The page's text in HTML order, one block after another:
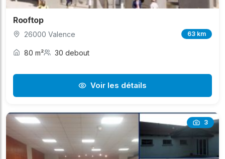
Rooftop
26000 Valence 63 km
80 m² 30 debout
Voir les détails
3